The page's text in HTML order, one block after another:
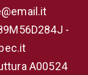
-
A00524